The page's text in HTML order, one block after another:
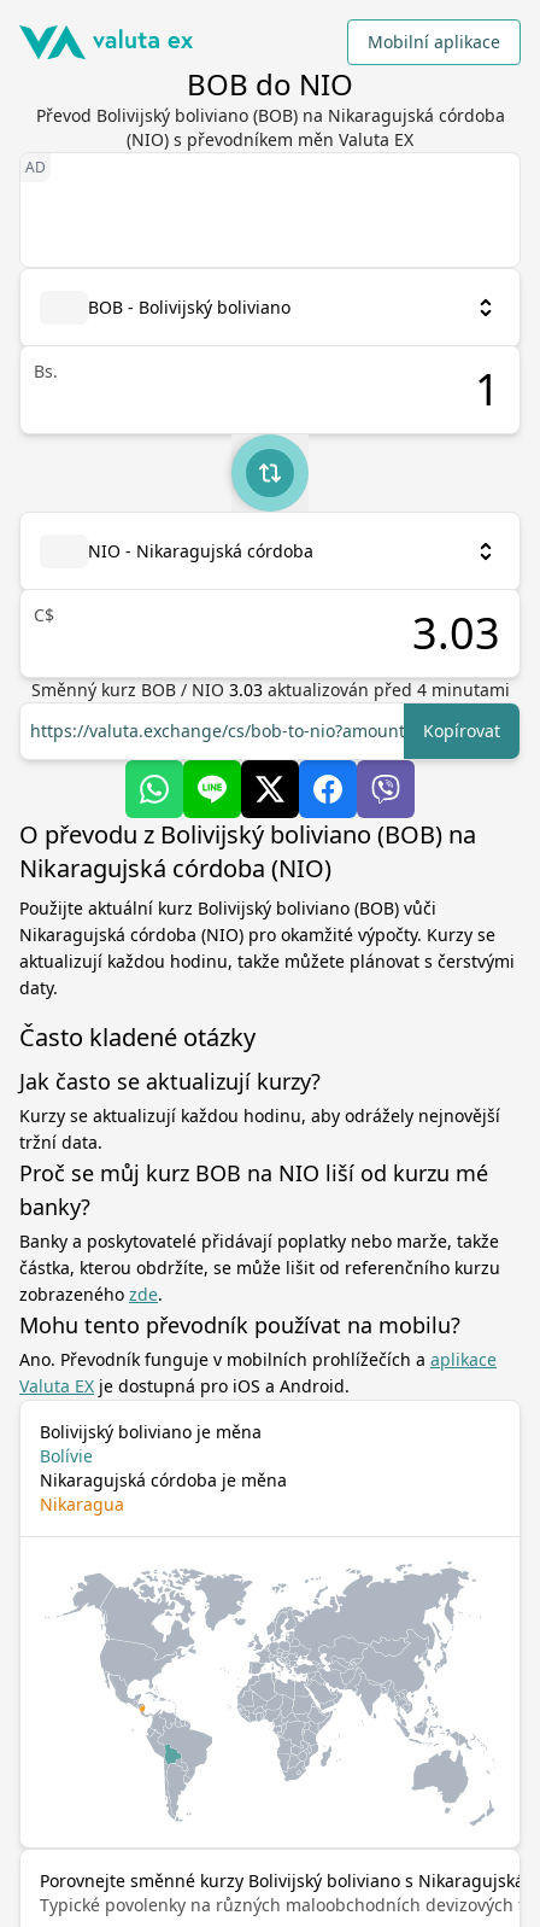
Mobilní aplikace
BOB do NIO
Převod Bolivijský boliviano (BOB) na Nikaragujská córdoba
(NIO) s převodníkem měn Valuta EX
BOB - Bolivijský boliviano
Bs.
NIO - Nikaragujská córdoba
C$
Směnný kurz BOB/ NIO 3.03 aktualizován před 4minutami
https://valuta.exchange/cs/bob-to-nio?amount=1 Kopírovat
O převodu z Bolivijský boliviano (BOB) na
Nikaragujská córdoba (NIO)
Použijte aktuální kurz Bolivijský boliviano (BOB) vůči
Nikaragujská córdoba (NIO) pro okamžité výpočty. Kurzy se
aktualizují každou hodinu, takže můžete plánovat s čerstvými
daty.
Často kladené otázky
Jak často se aktualizují kurzy?
Kurzy se aktualizují každou hodinu, aby odrážely nejnovější
tržní data.
Proč se můj kurz BOB na NIO liší od kurzu mé
banky?
Banky a poskytovatelé přidávají poplatky nebo marže, takže
částka, kterou obdržíte, se může lišit od referenčního kurzu
zobrazeného zde.
Mohu tento převodník používat na mobilu?
Ano. Převodník funguje v mobilních prohlížečích a aplikace
Valuta EX je dostupná pro iOS a Android.
Bolivijský boliviano je měna
Bolívie
Nikaragujská córdoba je měna
Nikaragua
Porovnejte směnné kurzy Bolivijský boliviano s Nikaragujská
Typické povolenky na různých maloobchodních devizových